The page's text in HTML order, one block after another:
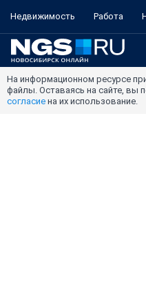
Недвижимость Работа
На информационном ресурсе
файлы. Оставаясь на сайте, вы
согласие на их использование.